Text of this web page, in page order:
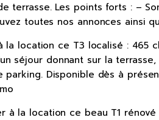
terrasse. Les points forts : –
toutes nos annonces
location ce T3 localisé : 465
séjour donnant sur la
Disponible dès à
la location ce beau T1